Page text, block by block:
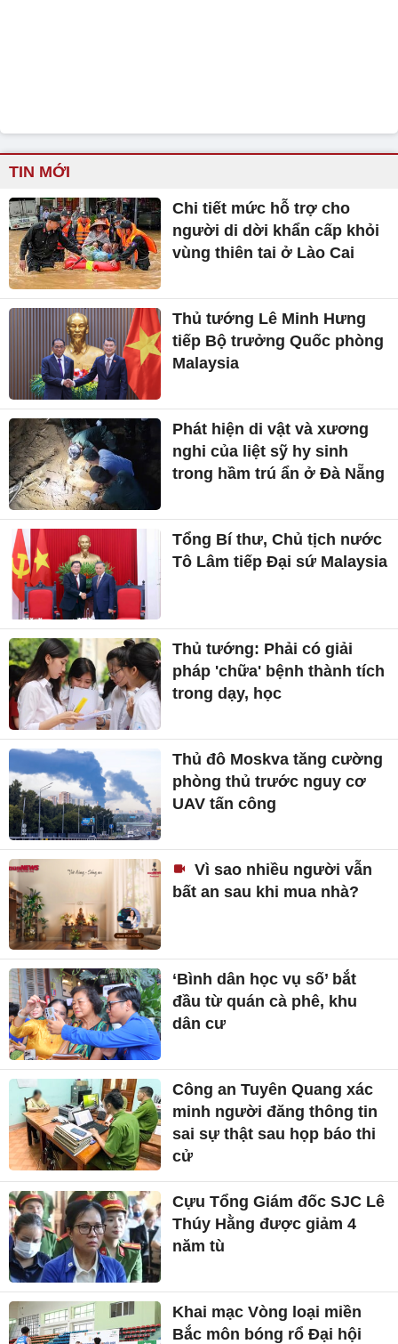
TIN MỚI
Chi tiết mức hỗ trợ cho
người di dời khẩn cấp khỏi
vùng thiên tai ở Lào Cai
Thủ tướng Lê Minh Hưng
tiếp Bộ trưởng Quốc phòng
Malaysia
Phát hiện di vật và xương
nghi của liệt sỹ hy sinh
trong hầm trú ẩn ở Đà Nẵng
Tổng Bí thư, Chủ tịch nước
Tô Lâm tiếp Đại sứ Malaysia
Thủ tướng: Phải có giải
pháp 'chữa' bệnh thành tích
trong dạy, học
Thủ đô Moskva tăng cường
phòng thủ trước nguy cơ
UAV tấn công
Vì sao nhiều người vẫn
bất an sau khi mua nhà?
‘Bình dân học vụ số’ bắt
đầu từ quán cà phê, khu
dân cư
Công an Tuyên Quang xác
minh người đăng thông tin
sai sự thật sau họp báo thi
cử
Cựu Tổng Giám đốc SJC Lê
Thúy Hằng được giảm 4
năm tù
Khai mạc Vòng loại miền
Bắc môn bóng rổ Đại hội